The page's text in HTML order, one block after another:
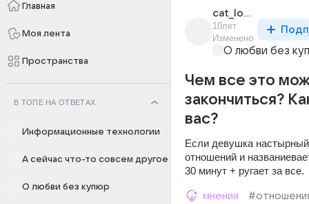
Главная
Моя лента
Пространства
В ТОПЕ НА ОТВЕТАХ
Информационные технологии
А сейчас что-то совсем другое
О любви без купюр
cat_love_pechenki
10лет
Изменено
О любви без
Чем все это
закончиться?
вас?
Если девушка
отношений и
30 минут + ругает за все.
мнения